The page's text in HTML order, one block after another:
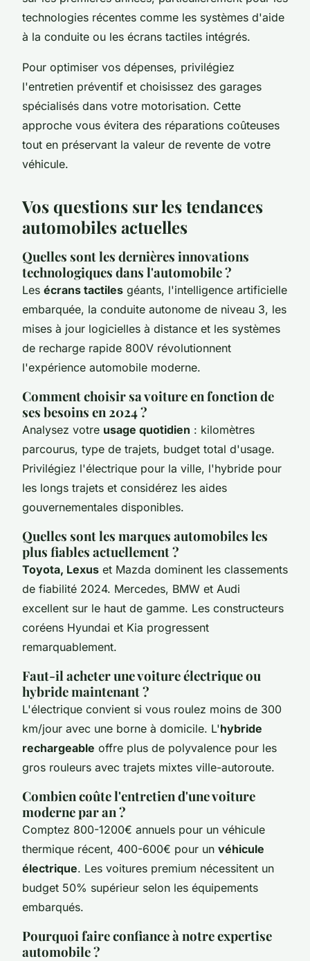
technologies récentes comme les systèmes d'aide
à la conduite ou les écrans tactiles intégrés.
Pour optimiser vos dépenses, privilégiez
l'entretien préventif et choisissez des garages
spécialisés dans votre motorisation. Cette
approche vous évitera des réparations coûteuses
tout en préservant la valeur de revente de votre
véhicule.
Vos questions sur les tendances
automobiles actuelles
Quelles sont les dernières innovations
technologiques dans l'automobile ?
Les écrans tactiles géants, l'intelligence artificielle
embarquée, la conduite autonome de niveau 3, les
mises à jour logicielles à distance et les systèmes
de recharge rapide 800V révolutionnent
l'expérience automobile moderne.
Comment choisir sa voiture en fonction de
ses besoins en 2024 ?
Analysez votre usage quotidien : kilomètres
parcourus, type de trajets, budget total d'usage.
Privilégiez l'électrique pour la ville, l'hybride pour
les longs trajets et considérez les aides
gouvernementales disponibles.
Quelles sont les marques automobiles les
plus fiables actuellement ?
Toyota, Lexus et Mazda dominent les classements
de fiabilité 2024. Mercedes, BMW et Audi
excellent sur le haut de gamme. Les constructeurs
coréens Hyundai et Kia progressent
remarquablement.
Faut-il acheter une voiture électrique ou
hybride maintenant ?
L'électrique convient si vous roulez moins de 300
km/jour avec une borne à domicile. L'hybride
rechargeable offre plus de polyvalence pour les
gros rouleurs avec trajets mixtes ville-autoroute.
Combien coûte l'entretien d'une voiture
moderne par an ?
Comptez 800-1200€ annuels pour un véhicule
thermique récent, 400-600€ pour un véhicule
électrique. Les voitures premium nécessitent un
budget 50% supérieur selon les équipements
embarqués.
Pourquoi faire confiance à notre expertise
automobile ?